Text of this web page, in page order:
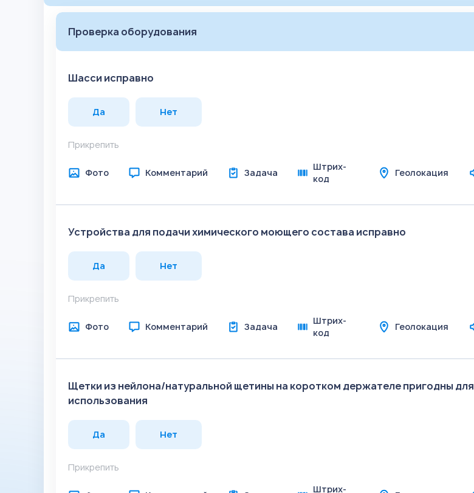
Проверка оборудования
Шасси исправно
Да Нет
Прикрепить
Фото Комментарий Задача
Штрих-
код
Геолокация
Устройства для подачи химического моющего состава исправно
Да Нет
Прикрепить
Фото Комментарий Задача
Штрих-
код
Геолокация
Щетки из нейлона/натуральной щетины на коротком держателе пригодны для
использования
Да Нет
Прикрепить
Штрих-